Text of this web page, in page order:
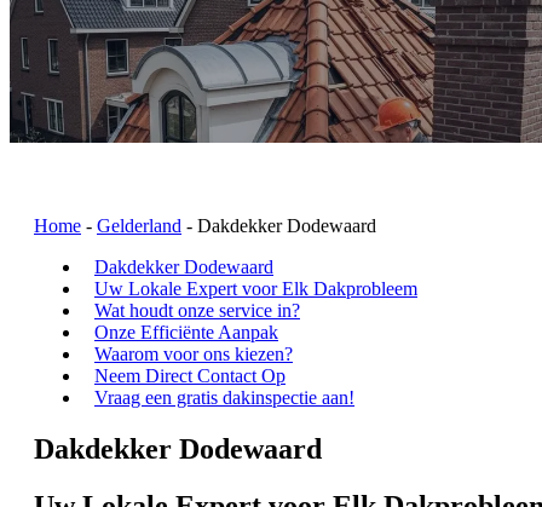
Home - Gelderland - Dakdekker Dodewaard
Dakdekker Dodewaard
Uw Lokale Expert voor Elk Dakprobleem
Wat houdt onze service in?
Onze Efficiënte Aanpak
Waarom voor ons kiezen?
Neem Direct Contact Op
Vraag een gratis dakinspectie aan!
Dakdekker Dodewaard